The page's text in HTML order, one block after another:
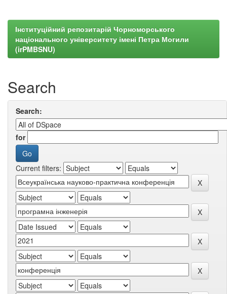
Інституційний репозитарій Чорноморського
національного університету імені Петра Могили
(irPMBSNU)
Search
Search:
for
Current filters: